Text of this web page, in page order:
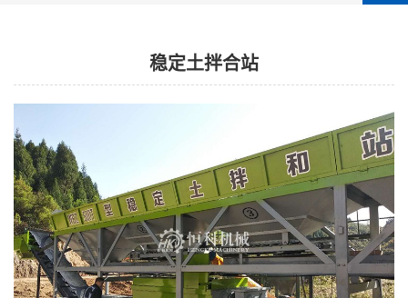
稳定土拌合站